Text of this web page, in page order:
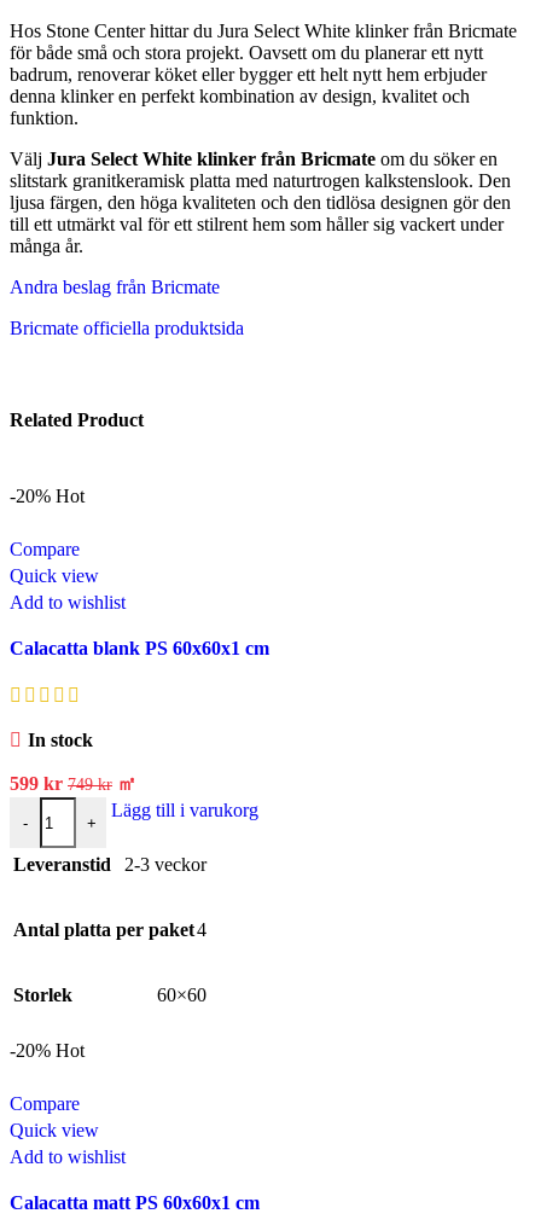
Hos Stone Center hittar du Jura Select White klinker från Bricmate
för både små och stora projekt. Oavsett om du planerar ett nytt
badrum, renoverar köket eller bygger ett helt nytt hem erbjuder
denna klinker en perfekt kombination av design, kvalitet och
funktion.
Välj Jura Select White klinker från Bricmate om du söker en
slitstark granitkeramisk platta med naturtrogen kalkstenslook. Den
ljusa färgen, den höga kvaliteten och den tidlösa designen gör den
till ett utmärkt val för ett stilrent hem som håller sig vackert under
många år.
Andra beslag från Bricmate
Bricmate officiella produktsida
Related Product
-20% Hot
Compare
Quick view
Add to wishlist
Calacatta blank PS 60x60x1 cm
In stock
599 kr 749kr ㎡
- +
Lägg till i varukorg
Leveranstid 2-3 veckor
Antal platta per paket4
Storlek 60×60
-20% Hot
Compare
Quick view
Add to wishlist
Calacatta matt PS 60x60x1 cm